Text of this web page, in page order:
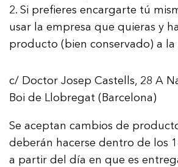
Si prefieres encargarte tú
usar la empresa que quieras y
producto (bien conservado) a la
c/ Doctor Josep Castells, 28 A
Boi de Llobregat (Barcelona)
Se aceptan cambios de
deberán hacerse dentro de los
a partir del día en que es